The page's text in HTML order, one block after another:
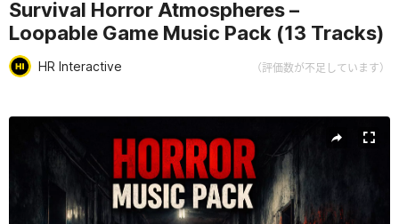
Survival Horror Atmospheres –
Loopable Game Music Pack (13 Tracks)
HR Interactive （評価数が不足しています）